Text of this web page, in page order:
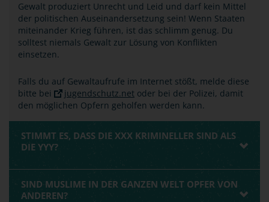
Gewalt produziert Unrecht und Leid und darf kein Mittel
der politischen Auseinandersetzung sein! Wenn Staaten
miteinander Krieg führen, ist das schlimm genug. Du
solltest niemals Gewalt zur Lösung von Konflikten
einsetzen.
Falls du auf Gewaltaufrufe im Internet stößt, melde diese
bitte bei
jugendschutz.net oder bei der Polizei, damit
den möglichen Opfern geholfen werden kann.
STIMMT ES, DASS DIE XXX KRIMINELLER SIND ALS
DIE YYY?
SIND MUSLIME IN DER GANZEN WELT OPFER VON
ANDEREN?